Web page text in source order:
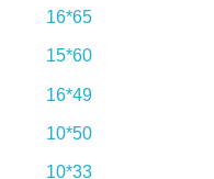
16*65
15*60
16*49
10*50
10*33